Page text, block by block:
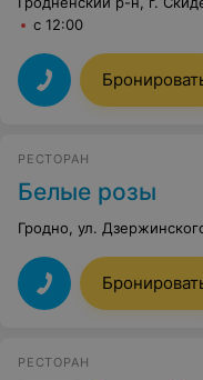
с 12:00
РЕСТОРАН
Белые розы
Гродно, ул.
РЕСТОРАН